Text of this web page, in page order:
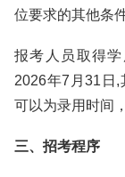
位要求的其他条件
报考人员取得
2026年7月31日,
可以为录用时间
三、招考程序